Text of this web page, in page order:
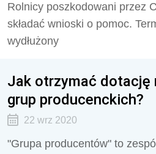
Rolnicy poszkodowani przez
składać wnioski o pomoc.
wydłużony
Jak otrzymać dotację
grup producenckich?
22 wrz 2020
"Grupa producentów" to